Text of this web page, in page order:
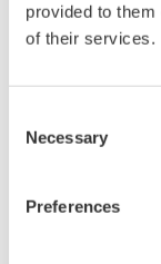
provided to
of their services.
Selection
Necessary
Preferences
Integratie